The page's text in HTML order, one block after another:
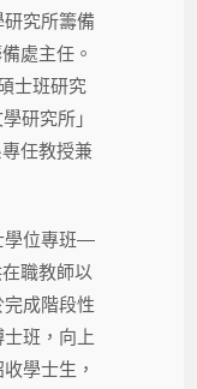
研究所籌備
處主任。
士班研究
研究所」
任教授兼
學位專班—
職教師以
成階段性
班，向上
學士生，